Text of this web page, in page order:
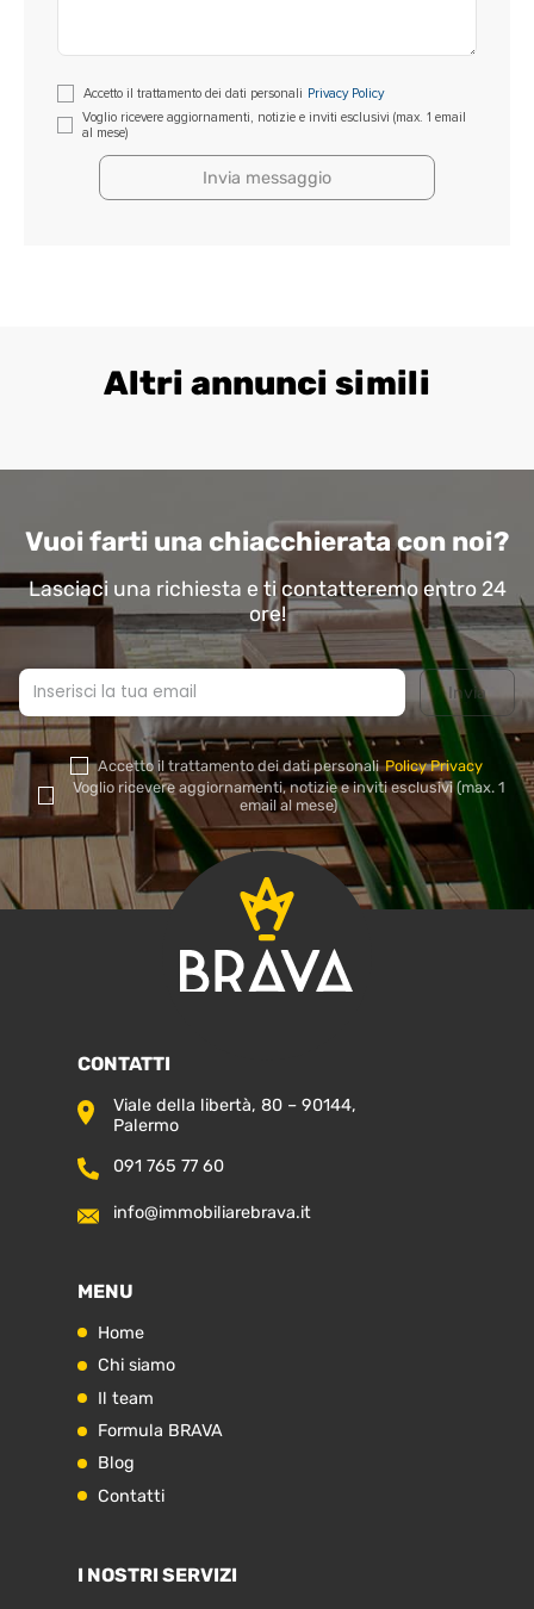
prega
vuoto
Accetto il trattamento dei dati personali
Privacy Policy
Voglio ricevere aggiornamenti, notizie e inviti esclusivi (max. 1 email
al mese)
Altri annunci simili
Vuoi farti una chiacchierata con noi?
Lasciaci una richiesta e ti contatteremo entro 24
ore!
Si
prega
di
lasciare
vuoto
questo
Accetto il trattamento dei dati personali Policy Privacy
Voglio ricevere aggiornamenti, notizie e inviti esclusivi (max. 1
email al mese)
CONTATTI
Viale della libertà, 80 – 90144,
Palermo
091 765 77 60
info@immobiliarebrava.it
MENU
Home
Chi siamo
Il team
Formula BRAVA
Blog
Contatti
I NOSTRI SERVIZI